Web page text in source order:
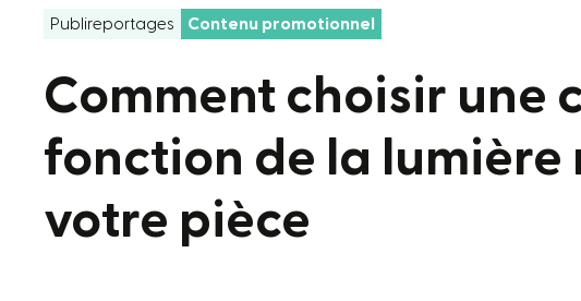
Publireportages Contenu promotionnel
Comment choisir une
fonction de la lumière
votre pièce